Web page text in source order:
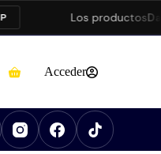
Los productos
Acceder